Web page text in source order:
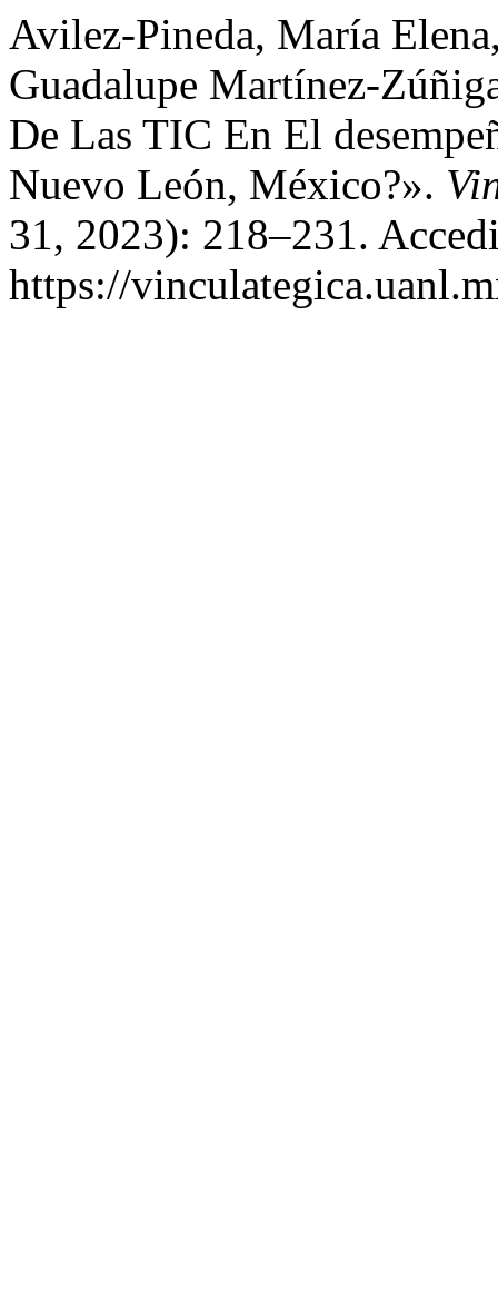
Avilez-Pineda, María
Guadalupe Martínez-
De Las TIC En El
Nuevo León, México?».
31, 2023): 218–231.
https://